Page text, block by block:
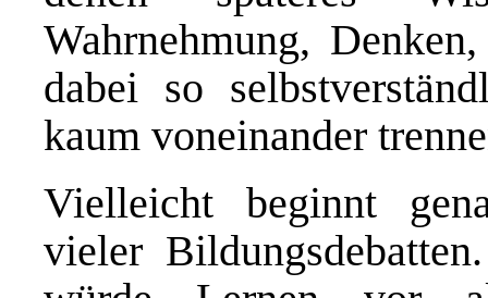
Wahrnehmung,
dabei so
kaum voneinander
Vielleicht beginnt
vieler